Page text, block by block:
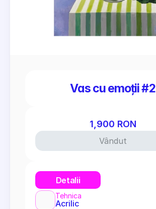
Vas cu emoții #2
1,900 RON
Vândut
Detalii
Tehnica
Acrilic